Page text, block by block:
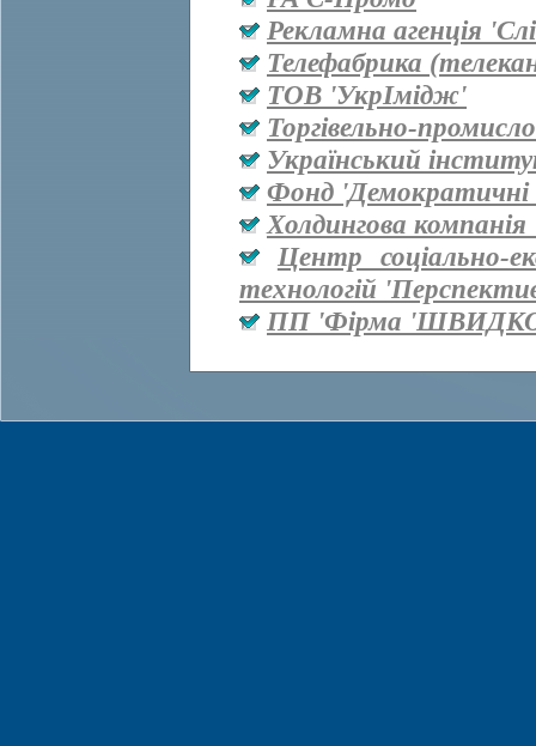
Рекламна агенція
Телефабрика
ТОВ 'УкрІмідж'
Торгівельно-
Український
Фонд 'Демократичні
Холдингова
Центр соціально-
технологій
ПП 'Фірма